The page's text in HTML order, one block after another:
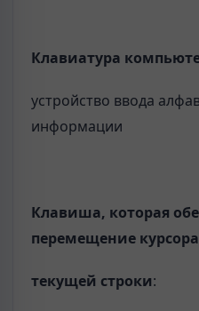
Клавиатура
устройство ввода
информации
Клавиша, которая
перемещение
текущей строки: